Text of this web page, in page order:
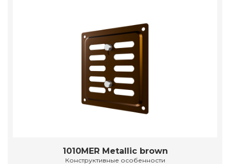
1010MER Metallic brown
Конструктивные особенности